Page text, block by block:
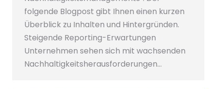
folgende Blogpost gibt Ihnen einen kurzen
Überblick zu Inhalten und Hintergründen.
Steigende Reporting-Erwartungen
Unternehmen sehen sich mit wachsenden
Nachhaltigkeitsherausforderungen…